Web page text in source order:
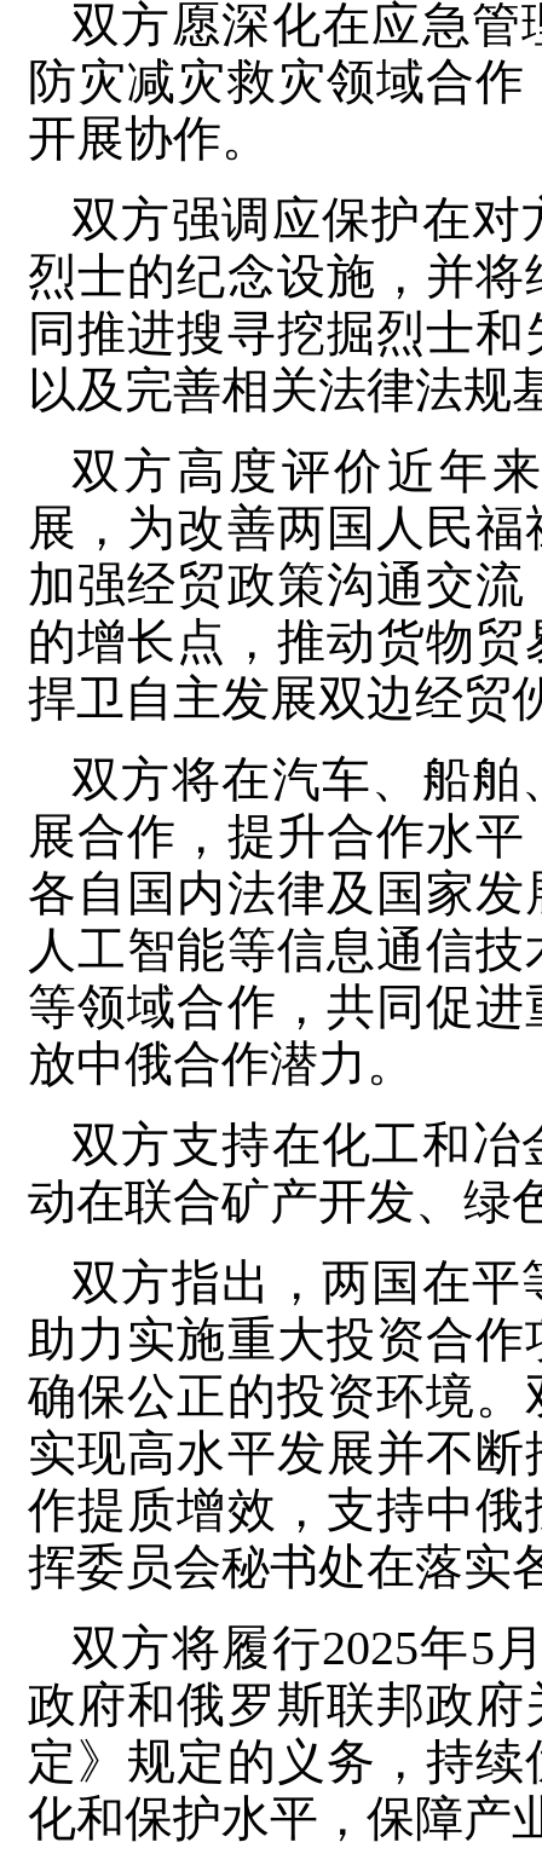
双方愿深化在应急
防灾减灾救灾领域合
开展协作。
双方强调应保护在
烈士的纪念设施，并
同推进搜寻挖掘烈士
以及完善相关法律法规
双方高度评价近年
展，为改善两国人民
加强经贸政策沟通交
的增长点，推动货物
捍卫自主发展双边经贸
双方将在汽车、船
展合作，提升合作水
各自国内法律及国家
人工智能等信息通信
等领域合作，共同促
放中俄合作潜力。
双方支持在化工和
动在联合矿产开发、绿
双方指出，两国在
助力实施重大投资合
确保公正的投资环境
实现高水平发展并不
作提质增效，支持中
挥委员会秘书处在落实
双方将履行2025年5
政府和俄罗斯联邦政
定》规定的义务，持
化和保护水平，保障产